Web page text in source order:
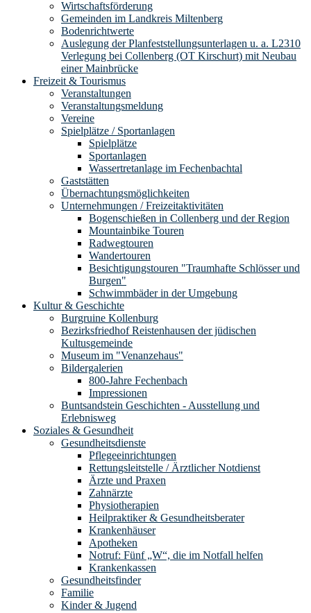
Wirtschaftsförderung
Gemeinden im Landkreis Miltenberg
Bodenrichtwerte
Auslegung der Planfeststellungsunterlagen u. a. L2310
Verlegung bei Collenberg (OT Kirschurt) mit Neubau
einer Mainbrücke
Freizeit & Tourismus
Veranstaltungen
Veranstaltungsmeldung
Vereine
Spielplätze / Sportanlagen
Spielplätze
Sportanlagen
Wassertretanlage im Fechenbachtal
Gaststätten
Übernachtungsmöglichkeiten
Unternehmungen / Freizeitaktivitäten
Bogenschießen in Collenberg und der Region
Mountainbike Touren
Radwegtouren
Wandertouren
Besichtigungstouren "Traumhafte Schlösser und
Burgen"
Schwimmbäder in der Umgebung
Kultur & Geschichte
Burgruine Kollenburg
Bezirksfriedhof Reistenhausen der jüdischen
Kultusgemeinde
Museum im "Venanzehaus"
Bildergalerien
800-Jahre Fechenbach
Impressionen
Buntsandstein Geschichten - Ausstellung und
Erlebnisweg
Soziales & Gesundheit
Gesundheitsdienste
Pflegeeinrichtungen
Rettungsleitstelle / Ärztlicher Notdienst
Ärzte und Praxen
Zahnärzte
Physiotherapien
Heilpraktiker & Gesundheitsberater
Krankenhäuser
Apotheken
Notruf: Fünf „W“, die im Notfall helfen
Krankenkassen
Gesundheitsfinder
Familie
Kinder & Jugend